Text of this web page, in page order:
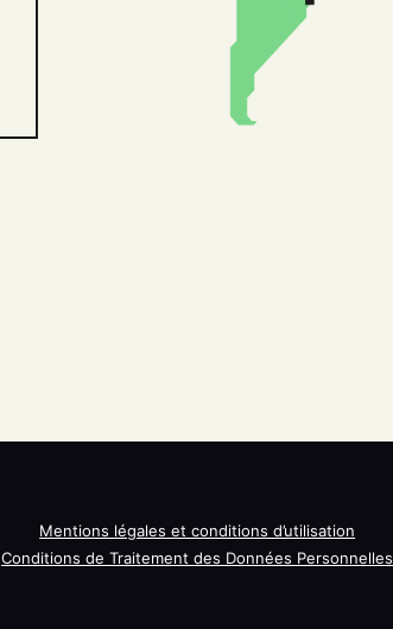
Mentions légales et conditions d’utilisation
Conditions de Traitement des Données Personnelles